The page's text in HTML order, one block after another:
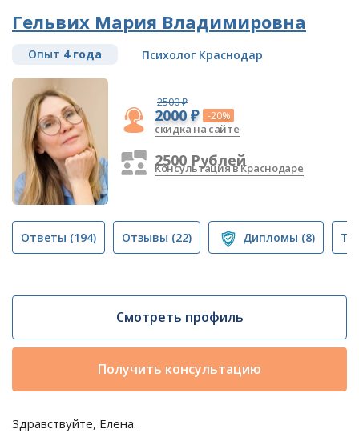
Гельвих Мария Владимировна
Опыт 4 года Психолог Краснодар
2500 ₽
2000 ₽ -20%
скидка на сайте
2500 Рублей
Консультация в Краснодаре
Ответы (194) Отзывы (22) Дипломы (8)
Смотреть профиль
Получить консультацию
Здравствуйте, Елена.